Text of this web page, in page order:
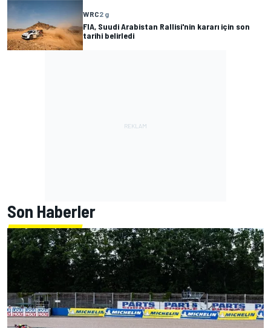
WRC2 g
FIA, Suudi Arabistan Rallisi'nin kararı için son
tarihi belirledi
Son Haberler